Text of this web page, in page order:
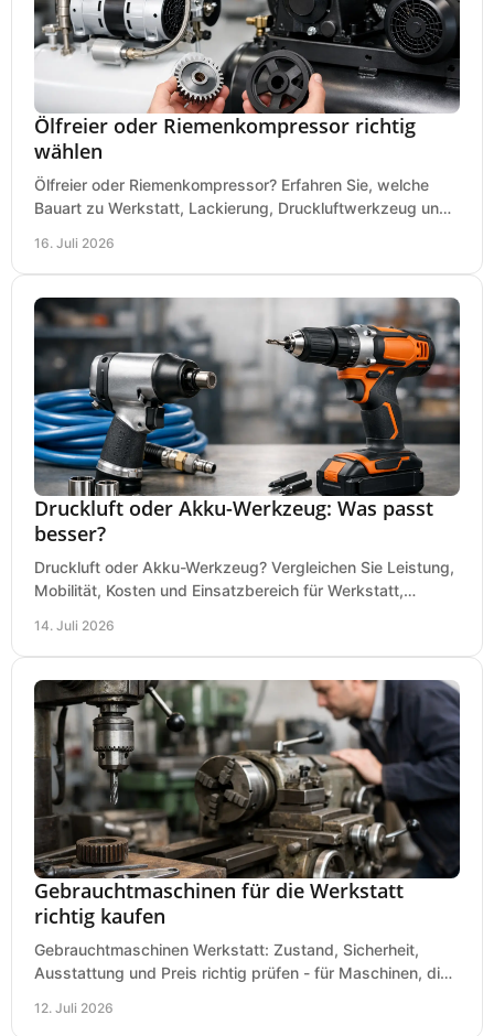
Ölfreier oder Riemenkompressor richtig
wählen
Ölfreier oder Riemenkompressor? Erfahren Sie, welche
Bauart zu Werkstatt, Lackierung, Druckluftwerkzeug und
16. Juli 2026
Druckluft oder Akku-Werkzeug: Was passt
besser?
Druckluft oder Akku-Werkzeug? Vergleichen Sie Leistung,
Mobilität, Kosten und Einsatzbereich für Werkstatt,
14. Juli 2026
Gebrauchtmaschinen für die Werkstatt
richtig kaufen
Gebrauchtmaschinen Werkstatt: Zustand, Sicherheit,
Ausstattung und Preis richtig prüfen - für Maschinen, die
12. Juli 2026